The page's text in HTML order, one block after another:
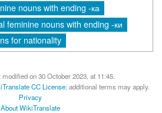
nouns with ending -ка
feminine nouns with ending -ки
for nationality
on 30 October 2023, at 11:45.
CC License; additional terms may apply.
Privacy
About WikiTranslate